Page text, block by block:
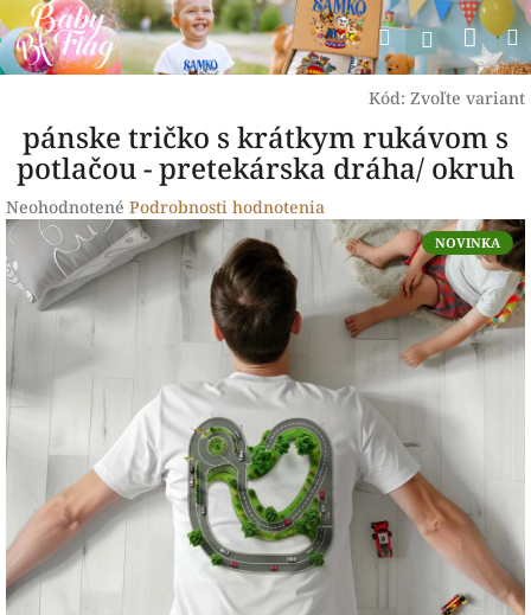
Prejsť
na
obsah
Hľadať
Kód: Zvoľte variant
pánske tričko s krátkym rukávom s
potlačou - pretekárska dráha/ okruh
Priemerné
hodnotenie
produktu
je
0,0
5
hviezdičiek.
Neohodnotené Podrobnosti hodnotenia
NOVINKA